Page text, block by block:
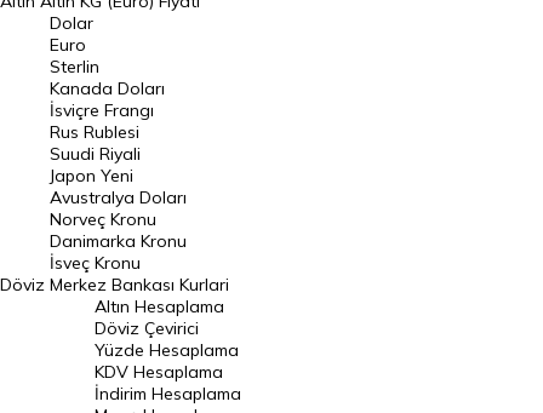
Euro Kuru
Pound Kuru
Frank Kuru
Riyal Kuru
Avustralya Doları
Danimarka Kronu Kuru
Kanada Doları Kuru
Norveç Kronu Kuru
İsveç Kronu Kuru
Japon Yeni Kuru
Serbest Piyasa Döviz Kurları
Döviz
Dolar
Euro
Sterlin
Kanada Doları
İsviçre Frangı
Rus Rublesi
Suudi Riyali
Japon Yeni
Avustralya Doları
Norveç Kronu
Danimarka Kronu
İsveç Kronu
Merkez Bankası Kurlari
Altın Hesaplama
Döviz Çevirici
Yüzde Hesaplama
KDV Hesaplama
İndirim Hesaplama